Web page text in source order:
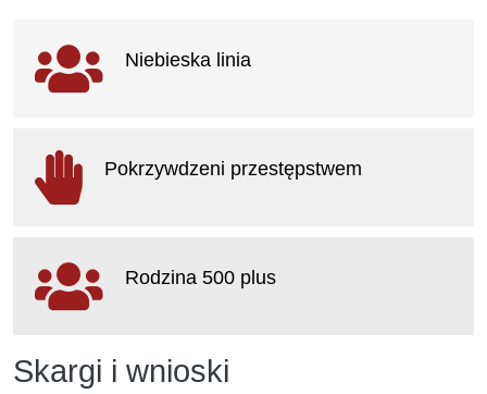
Skargi i wnioski
Ważne linki
Niebieska linia
Pokrzywdzeni przestępstwem
Rodzina 500 plus